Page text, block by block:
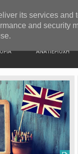
ΑΝΑ ΠΕΡΙΟΧΗ
its services
and security